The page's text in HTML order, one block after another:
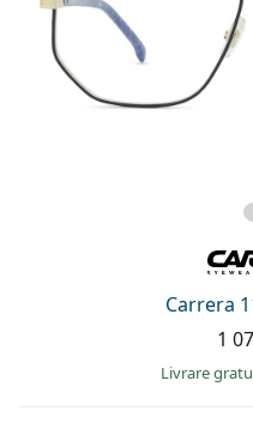
Carrera
1
Livrare